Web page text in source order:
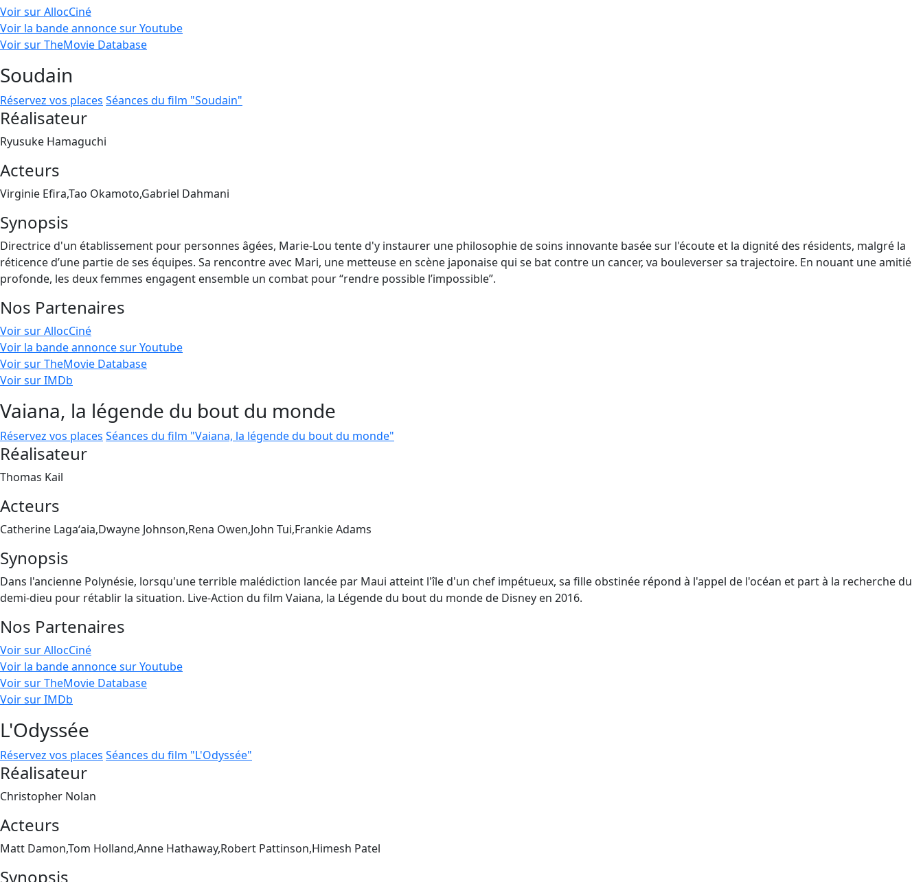
Voir sur AllocCiné
Voir la bande annonce sur Youtube
Voir sur TheMovie Database
Soudain
Réservez vos places Séances du film "Soudain"
Réalisateur
Ryusuke Hamaguchi
Acteurs
Virginie Efira,Tao Okamoto,Gabriel Dahmani
Synopsis
Directrice d'un établissement pour personnes âgées, Marie-Lou tente d'y instaurer une philosophie de soins innovante basée sur l'écoute et la dignité des résidents, malgré la
réticence d’une partie de ses équipes. Sa rencontre avec Mari, une metteuse en scène japonaise qui se bat contre un cancer, va bouleverser sa trajectoire. En nouant une amitié
profonde, les deux femmes engagent ensemble un combat pour “rendre possible l’impossible”.
Nos Partenaires
Voir sur AllocCiné
Voir la bande annonce sur Youtube
Voir sur TheMovie Database
Voir sur IMDb
Vaiana, la légende du bout du monde
Réservez vos places Séances du film "Vaiana, la légende du bout du monde"
Réalisateur
Thomas Kail
Acteurs
Catherine Lagaʻaia,Dwayne Johnson,Rena Owen,John Tui,Frankie Adams
Synopsis
Dans l'ancienne Polynésie, lorsqu'une terrible malédiction lancée par Maui atteint l'île d'un chef impétueux, sa fille obstinée répond à l'appel de l'océan et part à la recherche du
demi-dieu pour rétablir la situation. Live-Action du film Vaiana, la Légende du bout du monde de Disney en 2016.
Nos Partenaires
Voir sur AllocCiné
Voir la bande annonce sur Youtube
Voir sur TheMovie Database
Voir sur IMDb
L'Odyssée
Réservez vos places Séances du film "L'Odyssée"
Réalisateur
Christopher Nolan
Acteurs
Matt Damon,Tom Holland,Anne Hathaway,Robert Pattinson,Himesh Patel
Synopsis